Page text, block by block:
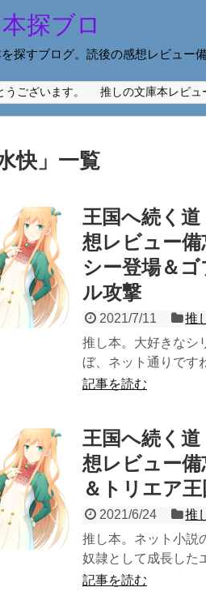
探ブロ
探すブログ。読後の感想レビュー
ございます。 推しの文庫本レビュ
快 」 一覧
王国へ続く
想レビュー
シー登場＆
ル攻撃
2021/7/11
推
推し本。大好きなシ
ぼ、ネット通りです
記事を読む
王国へ続く
想レビュー
＆トリエア
2021/6/24
推
推し本。ネット小説
奴隷として成長した
記事を読む